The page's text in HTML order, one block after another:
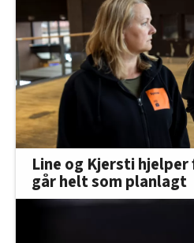
Line og Kjersti
går helt som planlagt